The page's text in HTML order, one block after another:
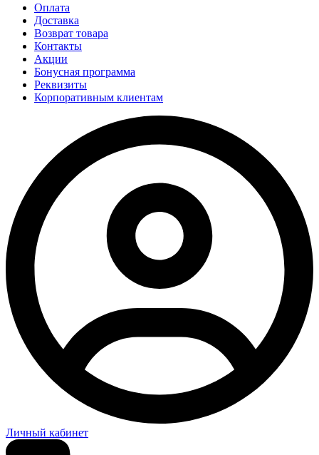
Оплата
Доставка
Возврат товара
Контакты
Акции
Бонусная программа
Реквизиты
Корпоративным клиентам
Личный кабинет